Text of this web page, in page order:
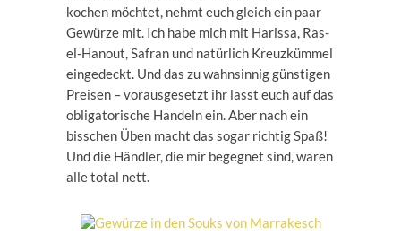
kochen möchtet, nehmt euch gleich ein paar
Gewürze mit. Ich habe mich mit Harissa, Ras-
el-Hanout, Safran und natürlich Kreuzkümmel
eingedeckt. Und das zu wahnsinnig günstigen
Preisen – vorausgesetzt ihr lasst euch auf das
obligatorische Handeln ein. Aber nach ein
bisschen Üben macht das sogar richtig Spaß!
Und die Händler, die mir begegnet sind, waren
alle total nett.